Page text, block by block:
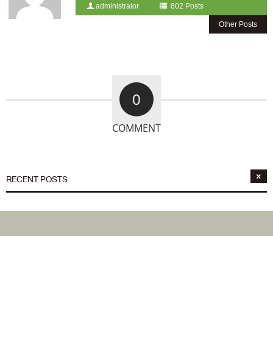
administrator 802 Posts
Other Posts
0
COMMENT
RECENT POSTS